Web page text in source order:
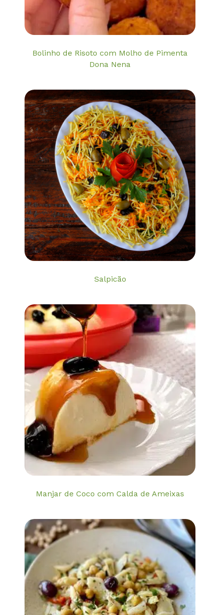
Bolinho de Risoto com Molho de Pimenta
Dona Nena
Salpicão
Manjar de Coco com Calda de Ameixas